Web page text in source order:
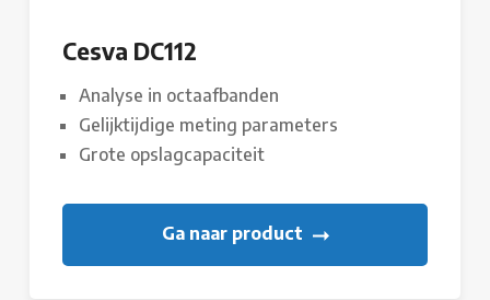
Cesva DC112
Analyse in octaafbanden
Gelijktijdige meting parameters
Grote opslagcapaciteit
Ga naar product